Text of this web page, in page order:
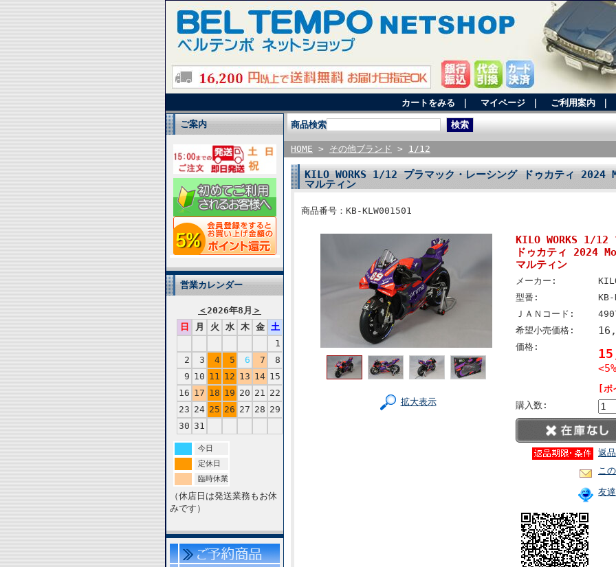
カートをみる マイページ ご利用案内
ご案内
営業カレンダー
＜2026年8月 ＞
日
月 火 水 木 金
土
1
2
3 4 5 6 7
8
9 10 11 12 13 14 15
16 17 18 19 20 21 22
23 24 25 26 27 28 29
30 31
今日
定休日
臨時休業
（休店日は発送業務もお休
みです）
商品検索
HOME > その他ブランド > 1/12
KILO WORKS 1/12 プラマック・レーシング ドゥカティ
マルティン
商品番号：KB-KLW001501
拡大表示
KILO WORKS 1/12
ドゥカティ 2024
マルティン
メーカー:
型番:
KB-
ＪＡＮコード:
希望小売価格:
価格:
[
購入数:
返
こ
友